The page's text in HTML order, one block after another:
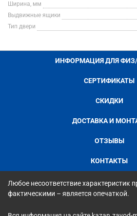
Ширина, мм
Выдвижные ящики
Тип двери
ИНФОРМАЦИЯ ДЛЯ
СЕРТИФИКАТЫ
СКИДКИ
ДОСТАВКА И
ОТЗЫВЫ
КОНТАКТЫ
Любое несоответствие характеристик
фактическими – является опечаткой.